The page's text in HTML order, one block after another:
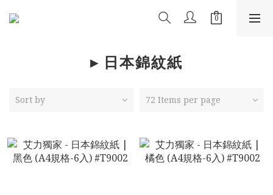
▸ 日本錦紋紙
Sort by 72 Items per page